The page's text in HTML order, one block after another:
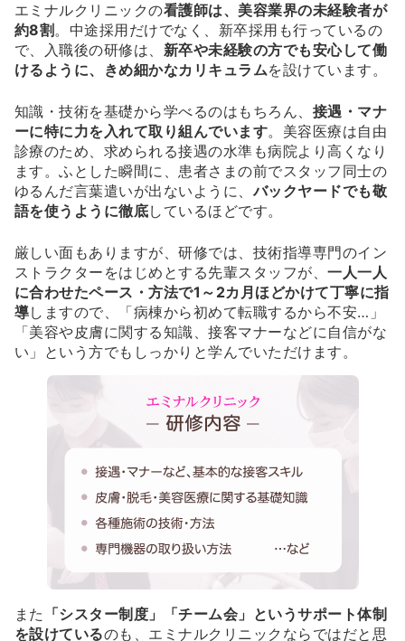
エミナルクリニックの看護師は、美容業界の未経験者が
約8割。中途採用だけでなく、新卒採用も行っているの
で、入職後の研修は、 新卒や未経験の方でも安心して働
けるように、きめ細かなカリキュラムを設けています。
知識・技術を基礎から学べるのはもちろん、 接遇・マナ
ーに特に力を入れて取り組んでいます。美容医療は自由
診療のため、求められる接遇の水準も病院より高くなり
ます。ふとした瞬間に、患者さまの前でスタッフ同士の
ゆるんだ言葉遣いが出ないように、バックヤードでも敬
語を使うように徹底しているほどです。
厳しい面もありますが、研修では、技術指導専門のイン
ストラクターをはじめとする先輩スタッフが、一人一人
に合わせたペース・方法で1～2カ月ほどかけて丁寧に指
導しますので、「病棟から初めて転職するから不安…」
「美容や皮膚に関する知識、接客マナーなどに自信がな
い」という方でもしっかりと学んでいただけます。
また 「シスター制度」「チーム会」というサポート体制
を設けているのも、エミナルクリニックならではだと思